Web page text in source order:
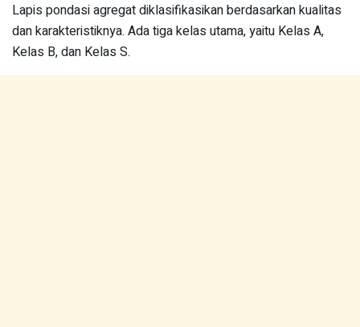
Lapis pondasi agregat diklasifikasikan berdasarkan kualitas
dan karakteristiknya. Ada tiga kelas utama, yaitu Kelas A,
Kelas B, dan Kelas S.